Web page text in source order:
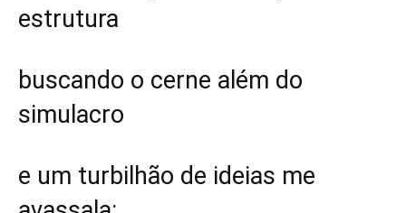
estrutura
buscando o cerne além do
simulacro
e um turbilhão de ideias me